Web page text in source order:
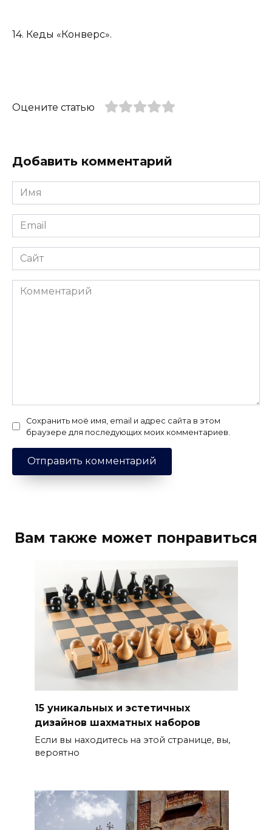
14. Кеды «Конверс».
Оцените статью
Добавить комментарий
Имя
*
Email
*
Сайт
Комментарий
Сохранить моё имя, email и адрес сайта в этом
браузере для последующих моих комментариев.
Вам также может понравиться
15 уникальных и эстетичных
дизайнов шахматных наборов
Если вы находитесь на этой странице, вы,
вероятно